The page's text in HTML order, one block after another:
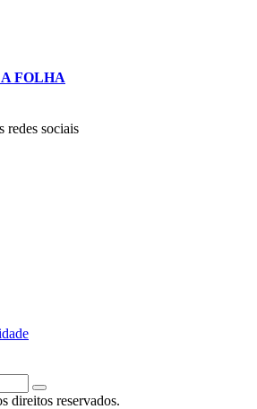
A FOLHA
redes sociais
direitos reservados.